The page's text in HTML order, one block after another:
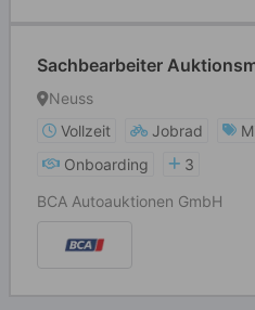
Sachbearbeiter
Neuss
Vollzeit
Jobrad
Onboarding
3
BCA Autoauktionen GmbH